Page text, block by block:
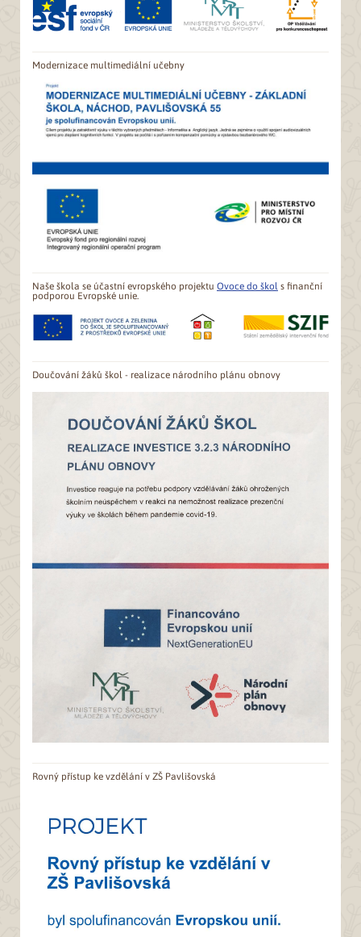
Modernizace multimediální učebny
Naše škola se účastní evropského projektu Ovoce do škol s finanční
podporou Evropské unie.
Doučování žáků škol - realizace národního plánu obnovy
Rovný přístup ke vzdělání v ZŠ Pavlišovská